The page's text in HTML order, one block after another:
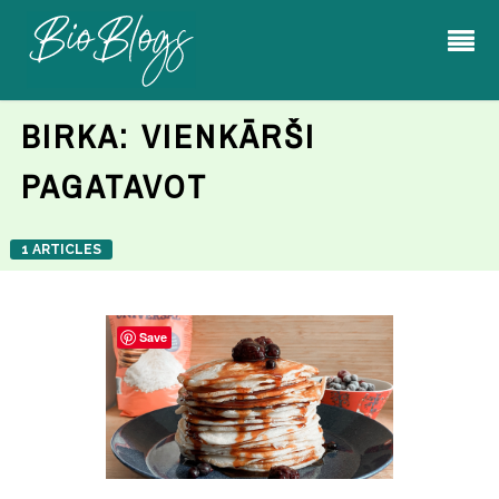
BIRKA: VIENKĀRŠI
PAGATAVOT
1 ARTICLES
Save